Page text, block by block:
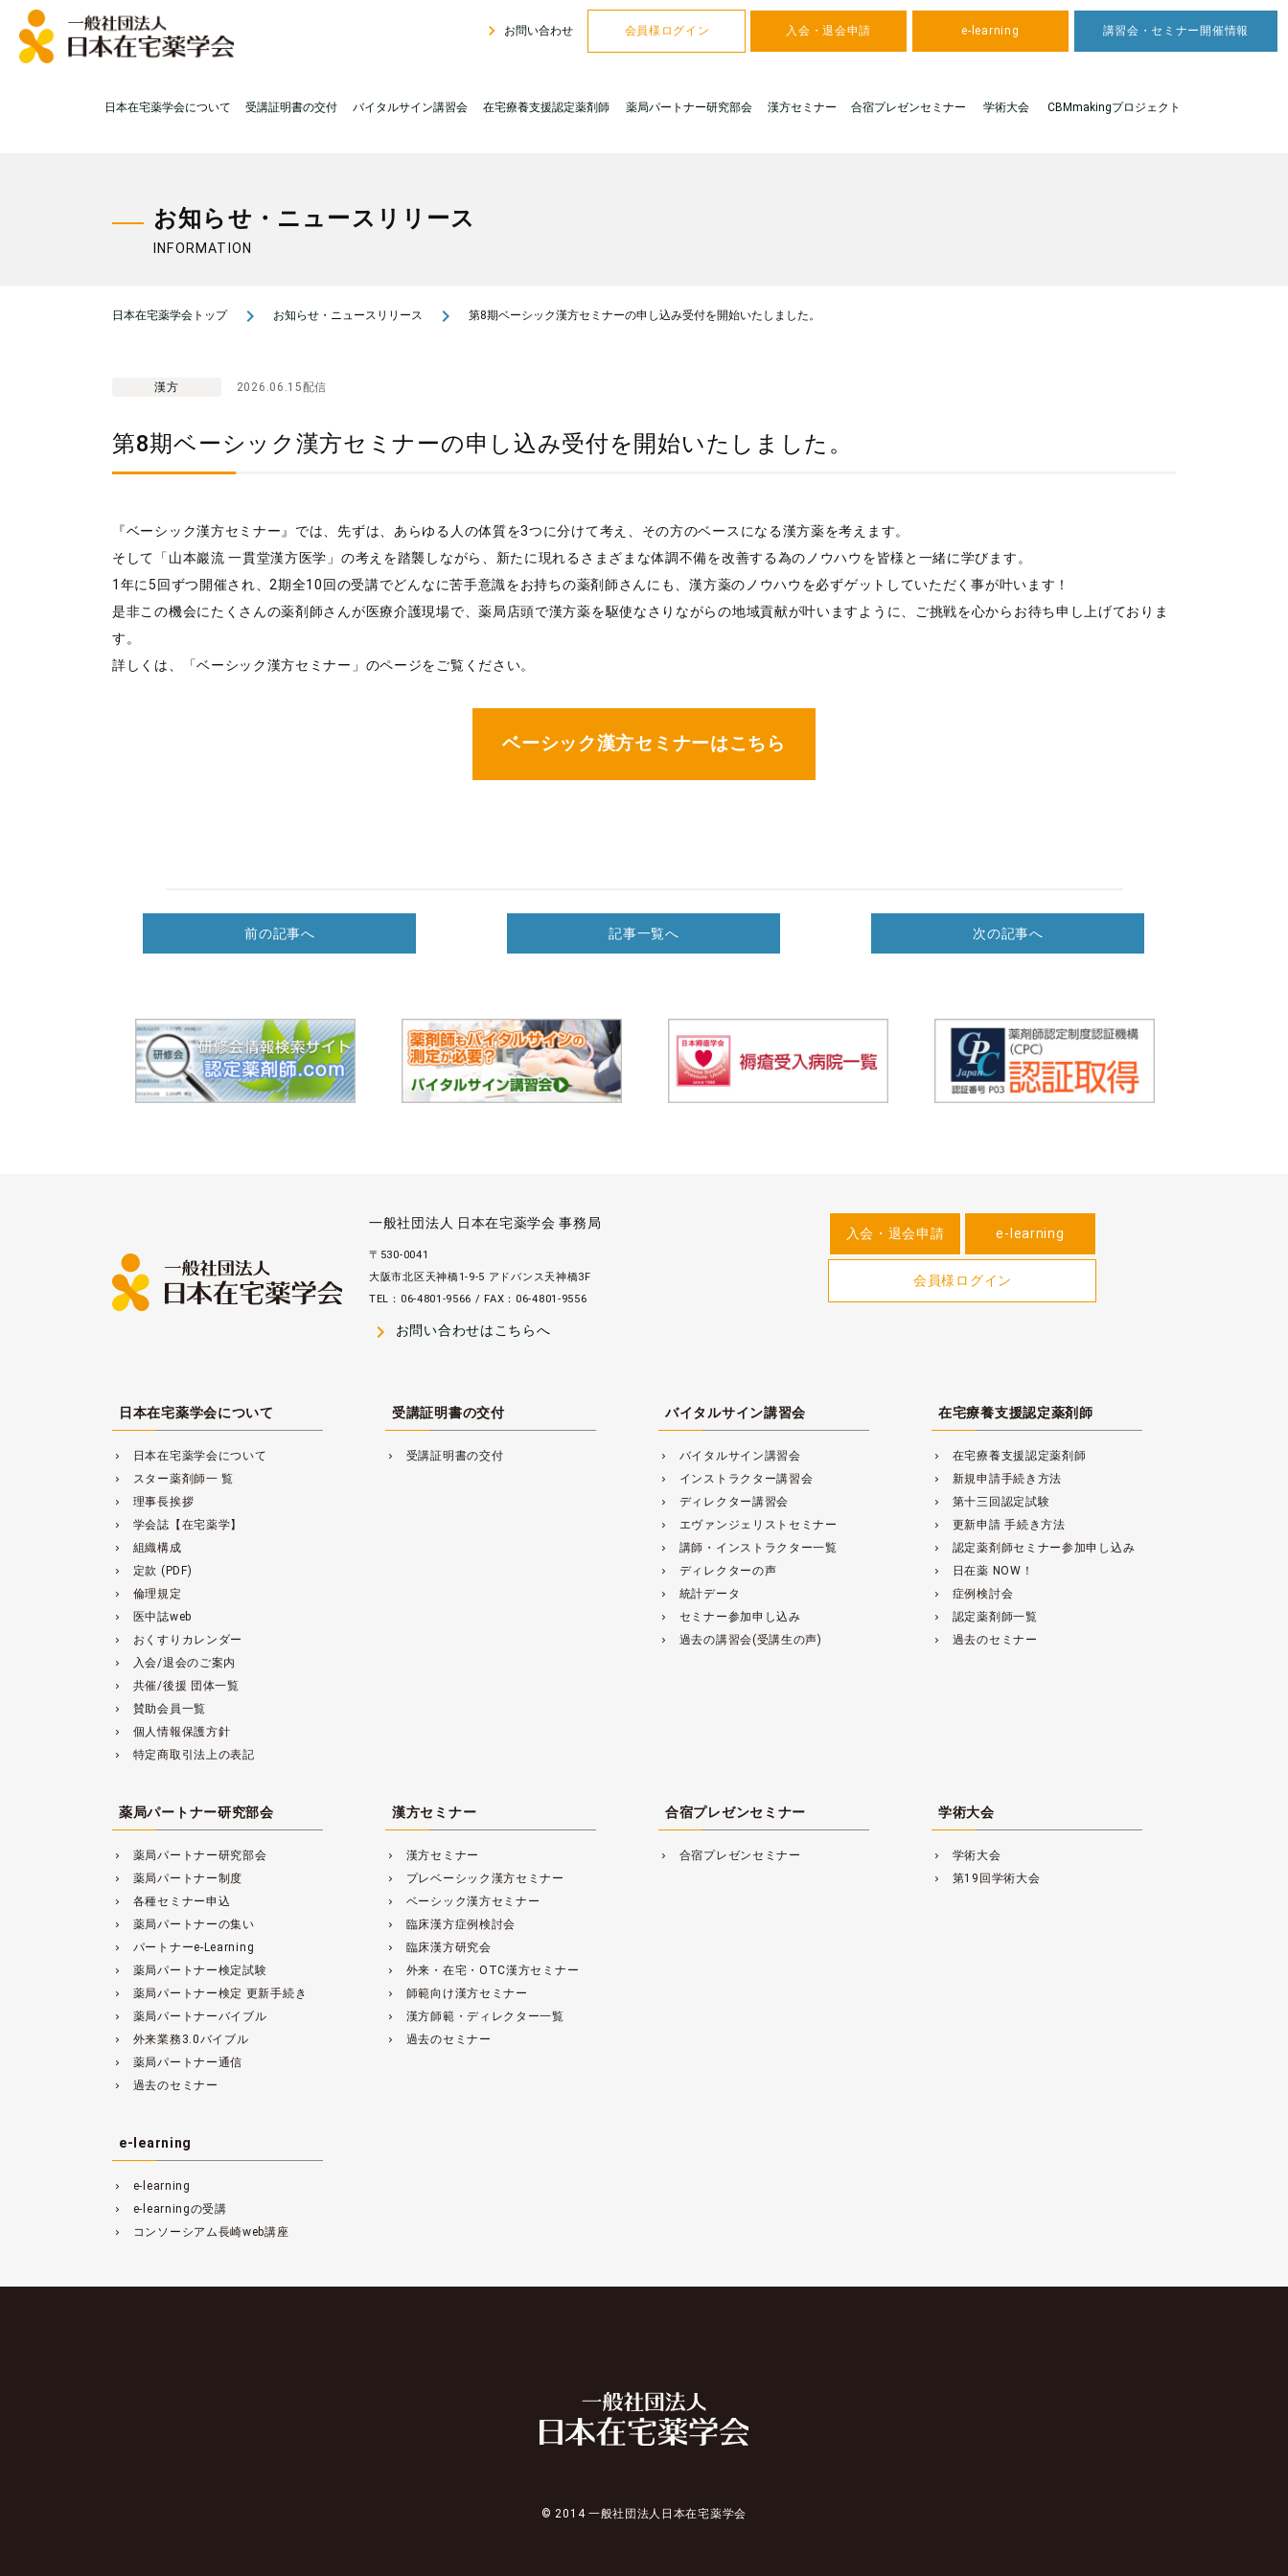
navigate_next お問い合わせ 会員様ログイン 入会・退会申請 e-learning 講習会・セミナー開催情報
日本在宅薬学会について 受講証明書の交付 バイタルサイン講習会 在宅療養支援認定薬剤師 薬局パートナー研究部会 漢方セミナー 合宿プレゼンセミナー 学術大会 CBMmakingプロジェクト
お知らせ・ニュースリリース
INFORMATION
日本在宅薬学会トップ navigate_next お知らせ・ニュースリリース navigate_next 第8期ベーシック漢方セミナーの申し込み受付を開始いたしました。
漢方 2026.06.15配信
第8期ベーシック漢方セミナーの申し込み受付を開始いたしました。
『ベーシック漢方セミナー』では、先ずは、あらゆる人の体質を3つに分けて考え、その方のベースになる漢方薬を考えます。
そして「山本巖流 一貫堂漢方医学」の考えを踏襲しながら、新たに現れるさまざまな体調不備を改善する為のノウハウを皆様と一緒に学びます。
1年に5回ずつ開催され、2期全10回の受講でどんなに苦手意識をお持ちの薬剤師さんにも、漢方薬のノウハウを必ずゲットしていただく事が叶います！
是非この機会にたくさんの薬剤師さんが医療介護現場で、薬局店頭で漢方薬を駆使なさりながらの地域貢献が叶いますように、ご挑戦を心からお待ち申し上げておりま
す。
詳しくは、「ベーシック漢方セミナー」のページをご覧ください。
ベーシック漢方セミナーはこちら
前の記事へ 記事一覧へ 次の記事へ
一般社団法人 日本在宅薬学会 事務局
〒530-0041
大阪市北区天神橋1-9-5 アドバンス天神橋3F
TEL：06-4801-9566 / FAX：06-4801-9556
navigate_next お問い合わせはこちらへ
入会・退会申請 e-learning
会員様ログイン
日本在宅薬学会について
navigate_next 日本在宅薬学会について
navigate_next スター薬剤師一 覧
navigate_next 理事長挨拶
navigate_next 学会誌【在宅薬学】
navigate_next 組織構成
navigate_next 定款 (PDF)
navigate_next 倫理規定
navigate_next 医中誌web
navigate_next おくすりカレンダー
navigate_next 入会/退会のご案内
navigate_next 共催/後援 団体一覧
navigate_next 賛助会員一覧
navigate_next 個人情報保護方針
navigate_next 特定商取引法上の表記
受講証明書の交付
navigate_next 受講証明書の交付
バイタルサイン講習会
navigate_next バイタルサイン講習会
navigate_next インストラクター講習会
navigate_next ディレクター講習会
navigate_next エヴァンジェリストセミナー
navigate_next 講師・インストラクター一覧
navigate_next ディレクターの声
navigate_next 統計データ
navigate_next セミナー参加申し込み
navigate_next 過去の講習会(受講生の声)
在宅療養支援認定薬剤師
navigate_next 在宅療養支援認定薬剤師
navigate_next 新規申請手続き方法
navigate_next 第十三回認定試験
navigate_next 更新申請 手続き方法
navigate_next 認定薬剤師セミナー参加申し込み
navigate_next 日在薬 NOW！
navigate_next 症例検討会
navigate_next 認定薬剤師一覧
navigate_next 過去のセミナー
薬局パートナー研究部会
navigate_next 薬局パートナー研究部会
navigate_next 薬局パートナー制度
navigate_next 各種セミナー申込
navigate_next 薬局パートナーの集い
navigate_next パートナーe-Learning
navigate_next 薬局パートナー検定試験
navigate_next 薬局パートナー検定 更新手続き
navigate_next 薬局パートナーバイブル
navigate_next 外来業務3.0バイブル
navigate_next 薬局パートナー通信
navigate_next 過去のセミナー
漢方セミナー
navigate_next 漢方セミナー
navigate_next プレベーシック漢方セミナー
navigate_next ベーシック漢方セミナー
navigate_next 臨床漢方症例検討会
navigate_next 臨床漢方研究会
navigate_next 外来・在宅・OTC漢方セミナー
navigate_next 師範向け漢方セミナー
navigate_next 漢方師範・ディレクター一覧
navigate_next 過去のセミナー
合宿プレゼンセミナー
navigate_next 合宿プレゼンセミナー
学術大会
navigate_next 学術大会
navigate_next 第19回学術大会
e-learning
navigate_next e-learning
navigate_next e-learningの受講
navigate_next コンソーシアム長崎web講座
© 2014 一般社団法人日本在宅薬学会